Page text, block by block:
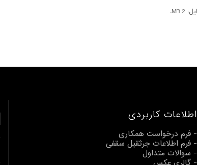
اطلاعات کاربردی
- فرم درخواست همکاری
- فرم اطلاعات جرثقیل سقفی
- سوالات متداول